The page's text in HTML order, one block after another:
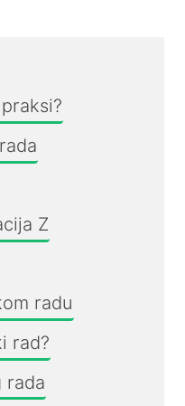
Z
radu
rad?
rada